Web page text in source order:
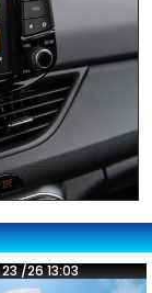
/26 13:03